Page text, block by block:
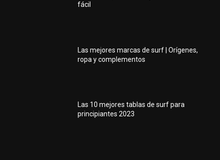
fácil
Las mejores marcas de surf | Orígenes,
ropa y complementos
Las 10 mejores tablas de surf para
principiantes 2023